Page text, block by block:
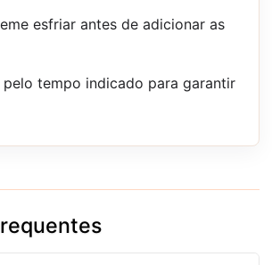
esfriar antes de adicionar as
pelo tempo indicado para garantir